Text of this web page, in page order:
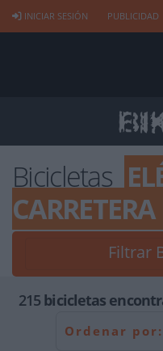
INICIAR SESIÓN PUBLICIDAD
Bicicletas
CARRETERA
Filtrar
215 bicicletas
Ordenar por: